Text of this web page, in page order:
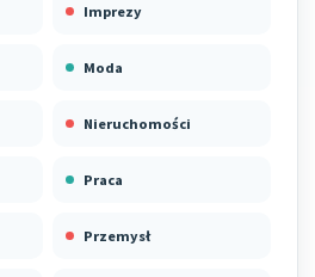
Imprezy
Moda
Nieruchomości
Praca
Przemysł